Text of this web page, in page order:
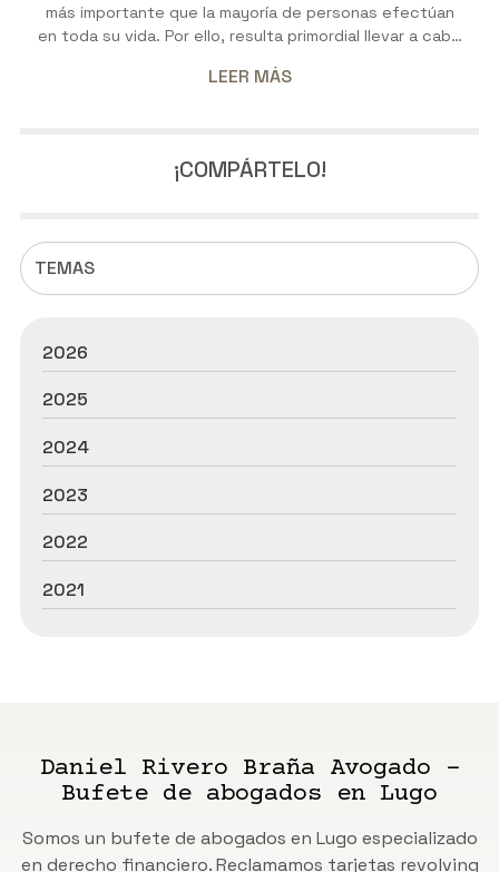
TEMAS
más importante que la mayoría de personas efectúan
en toda su vida. Por ello, resulta primordial llevar a cabo
preocupaciones más comunes entre los potenciales
Avogado analizaremos los mecanismos legales
disponibles para determinar si una vivienda está libre de
LEER MÁS
¡COMPÁRTELO!
2026
2025
2024
2023
2022
2021
Daniel Rivero Braña Avogado -
Bufete de abogados en Lugo
Somos un bufete de abogados en Lugo especializado
en derecho financiero. Reclamamos tarjetas revolving